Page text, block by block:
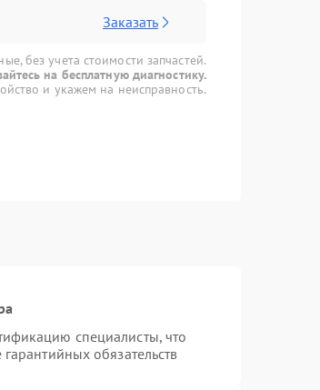
Заказать
без учета стоимости запчастей.
на бесплатную диагностику.
и укажем на неисправность.
специалисты, что
обязательств